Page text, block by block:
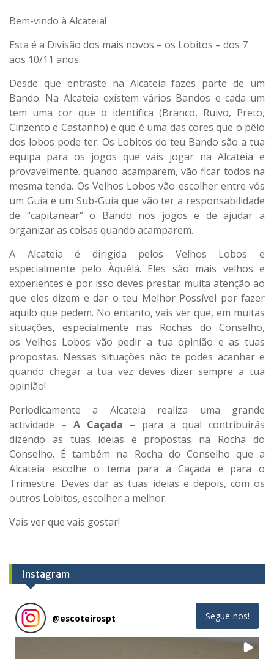
Bem-vindo à Alcateia!
Esta é a Divisão dos mais novos – os Lobitos – dos 7
aos 10/11 anos.
Desde que entraste na Alcateia fazes parte de um
Bando. Na Alcateia existem vários Bandos e cada um
tem uma cor que o identifica (Branco, Ruivo, Preto,
Cinzento e Castanho) e que é uma das cores que o pêlo
dos lobos pode ter. Os Lobitos do teu Bando são a tua
equipa para os jogos que vais jogar na Alcateia e
provavelmente. quando acamparem, vão ficar todos na
mesma tenda. Os Velhos Lobos vão escolher entre vós
um Guia e um Sub-Guia que vão ter a responsabilidade
de “capitanear” o Bando nos jogos e de ajudar a
organizar as coisas quando acamparem.
A Alcateia é dirigida pelos Velhos Lobos e
especialmente pelo Àquêlá. Eles são mais velhos e
experientes e por isso deves prestar muita atenção ao
que eles dizem e dar o teu Melhor Possível por fazer
aquilo que pedem. No entanto, vais ver que, em muitas
situações, especialmente nas Rochas do Conselho,
os Velhos Lobos vão pedir a tua opinião e as tuas
propostas. Nessas situações não te podes acanhar e
quando chegar a tua vez deves dizer sempre a tua
opinião!
Periodicamente a Alcateia realiza uma grande
actividade – A Caçada – para a qual contribuirás
dizendo as tuas ideias e propostas na Rocha do
Conselho. É também na Rocha do Conselho que a
Alcateia escolhe o tema para a Caçada e para o
Trimestre. Deves dar as tuas ideias e depois, com os
outros Lobitos, escolher a melhor.
Vais ver que vais gostar!
Instagram
@escoteirospt Segue-nos!